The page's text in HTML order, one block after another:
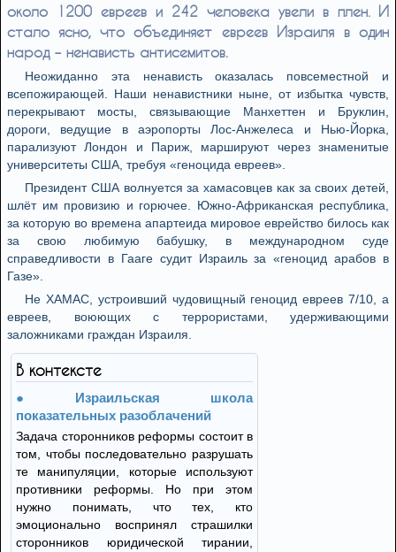
около 1200 евреев и 242 человека увели в плен. И
стало ясно, что объединяет евреев Израиля в один
народ – ненависть антисемитов.
Неожиданно эта ненависть оказалась повсеместной и
всепожирающей. Наши ненавистники ныне, от избытка чувств,
перекрывают мосты, связывающие Манхеттен и Бруклин,
дороги, ведущие в аэропорты Лос-Анжелеса и Нью-Йорка,
парализуют Лондон и Париж, маршируют через знаменитые
университеты США, требуя «геноцида евреев».
Президент США волнуется за хамасовцев как за своих детей,
шлёт им провизию и горючее. Южно-Африканская республика,
за которую во времена апартеида мировое еврейство билось как
за свою любимую бабушку, в международном суде
справедливости в Гааге судит Израиль за «геноцид арабов в
Газе».
Не ХАМАС, устроивший чудовищный геноцид евреев 7/10, а
евреев, воюющих с террористами, удерживающими
заложниками граждан Израиля.
В контексте
Израильская школа
показательных разоблачений
Задача сторонников реформы состоит в
том, чтобы последовательно разрушать
те манипуляции, которые используют
противники реформы. Но при этом
нужно понимать, что тех, кто
эмоционально воспринял страшилки
сторонников юридической тирании,